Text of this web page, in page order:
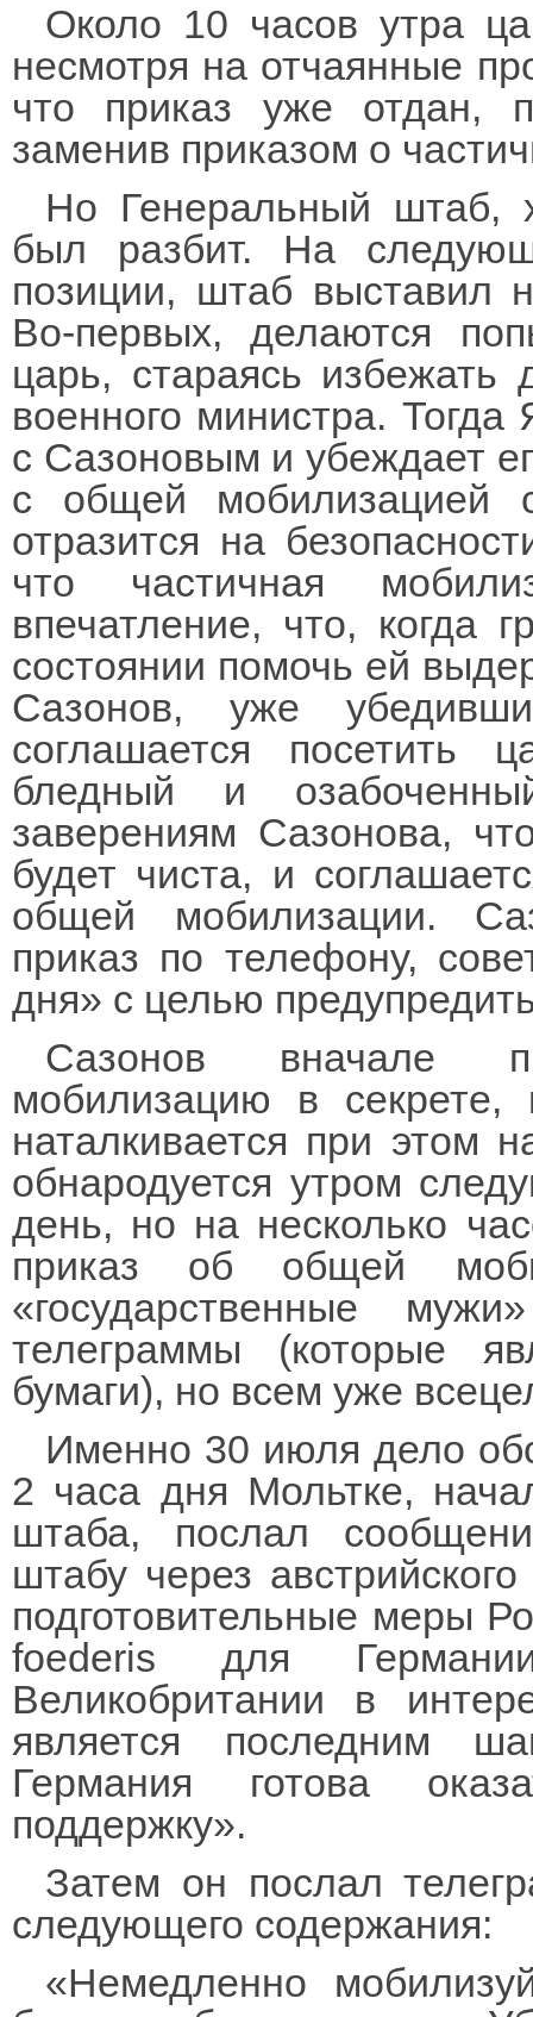
Около 10 часов утра
несмотря на отчаянные
что приказ уже отдан,
заменив приказом о
Но Генеральный штаб,
был разбит. На
позиции, штаб выставил
Во-первых, делаются
царь, стараясь избежать
военного министра.
с Сазоновым и убеждает
с общей мобилизацией
отразится на
что частичная
впечатление, что, когда
состоянии помочь ей
Сазонов, уже
соглашается
бледный и
заверениям Сазонова,
будет чиста, и
общей мобилизации.
приказ по телефону,
дня» с целью
Сазонов вначале
мобилизацию в
наталкивается при этом
обнародуется утром
день, но на несколько
приказ об общей
«государственные
телеграммы (которые
бумаги), но всем уже
Именно 30 июля дело
2 часа дня Мольтке,
штаба, послал
штабу через
подготовительные меры
foederis для
Великобритании в
является последним
Германия готова
поддержку».
Затем он послал
следующего содержания:
«Немедленно